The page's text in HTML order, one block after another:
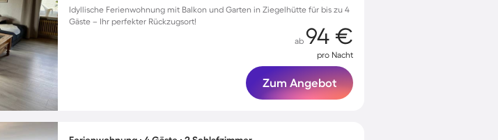
Idyllische Ferienwohnung mit Balkon und Garten in Ziegelhütte für bis zu 4
Gäste – Ihr perfekter Rückzugsort!
ab 94 €
pro Nacht
Zum Angebot